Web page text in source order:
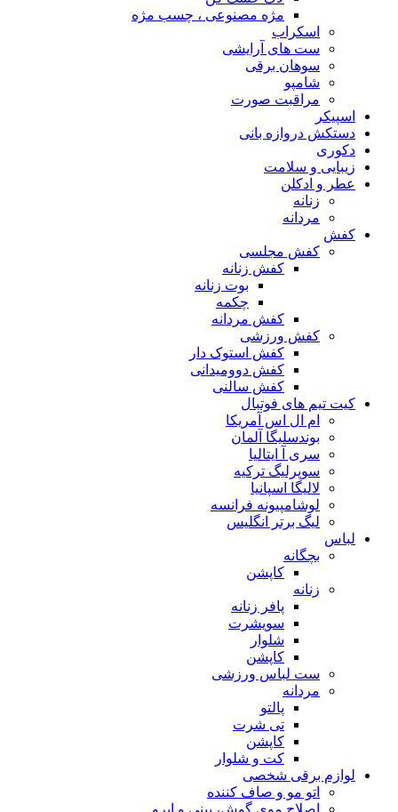
مژه مصنوعی ، چسب مژه
اسکراب
ست های آرایشی
سوهان برقی
شامپو
مراقبت صورت
اسپیکر
دستکش دروازه بانی
دکوری
زیبایی و سلامت
عطر و ادکلن
زنانه
مردانه
کفش
کفش مجلسی
کفش زنانه
بوت زنانه
چکمه
کفش مردانه
کفش ورزشی
کفش استوک دار
کفش دوومیدانی
کفش سالنی
کیت تیم های فوتبال
ام ال اس آمریکا
بوندسلیگا آلمان
سری آ ایتالیا
سوپرلیگ ترکیه
لالیگا اسپانیا
لوشامپیونه فرانسه
لیگ برتر انگلیس
لباس
بچگانه
کاپشن
زنانه
پافر زنانه
سویشرت
شلوار
کاپشن
ست لباس ورزشی
مردانه
پالتو
تی شرت
کاپشن
کت و شلوار
لوازم برقی شخصی
اتو مو و صاف کننده